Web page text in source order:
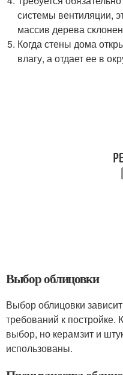
системы вентиляции,
массив дерева
Когда стены дома
влагу, а отдает ее в
Выбор облицовки
Выбор облицовки
требований к постройке.
выбор, но керамзит и
использованы.